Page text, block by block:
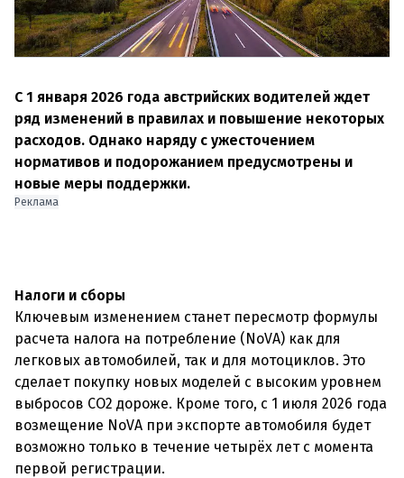
С 1 января 2026 года австрийских водителей ждет
ряд изменений в правилах и повышение некоторых
расходов. Однако наряду с ужесточением
нормативов и подорожанием предусмотрены и
новые меры поддержки.
Реклама
Налоги и сборы
Ключевым изменением станет пересмотр формулы
расчета налога на потребление (NoVA) как для
легковых автомобилей, так и для мотоциклов. Это
сделает покупку новых моделей с высоким уровнем
выбросов CO2 дороже. Кроме того, с 1 июля 2026 года
возмещение NoVA при экспорте автомобиля будет
возможно только в течение четырёх лет с момента
первой регистрации.